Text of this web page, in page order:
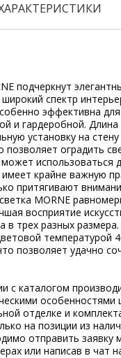
подчеркнут
спектр
эффективна
и гардеробной.
установку на
оградить
использоваться
крайне важную
притягивают
MORNE
восприятие
в трех разных
температурой
позволяет удачно
с каталогом
отделке и
на позиции из
отправить
или написав в чат